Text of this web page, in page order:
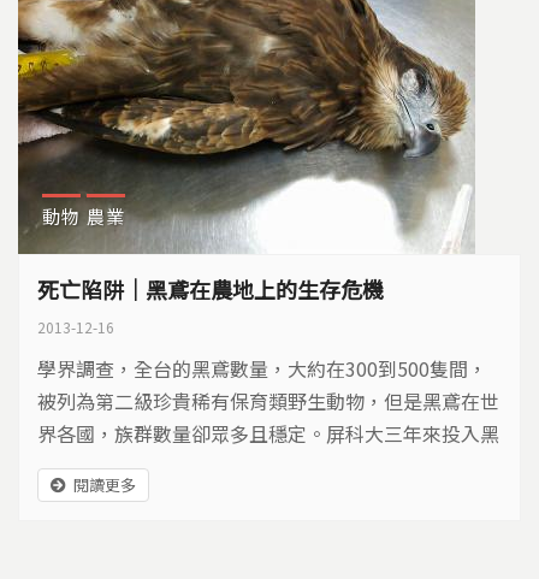
動物 農業
死亡陷阱｜黑鳶在農地上的生存危機
2013-12-16
學界調查，全台的黑鳶數量，大約在300到500隻間，
被列為第二級珍貴稀有保育類野生動物，但是黑鳶在世
界各國，族群數量卻眾多且穩定。屏科大三年來投入黑
鳶族群生活的調查，希望找出黑鳶在台灣生存受限的原
因…閱讀更多